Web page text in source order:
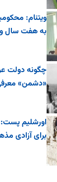
ویتنام:
به هفت سال
چگونه دولت
«دشمن»
اورشلیم پست:
برای آزادی